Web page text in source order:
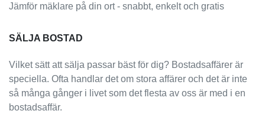
Jämför mäklare på din ort - snabbt, enkelt och gratis
SÄLJA BOSTAD
Vilket sätt att sälja passar bäst för dig? Bostadsaffärer är
speciella. Ofta handlar det om stora affärer och det är inte
så många gånger i livet som det flesta av oss är med i en
bostadsaffär.